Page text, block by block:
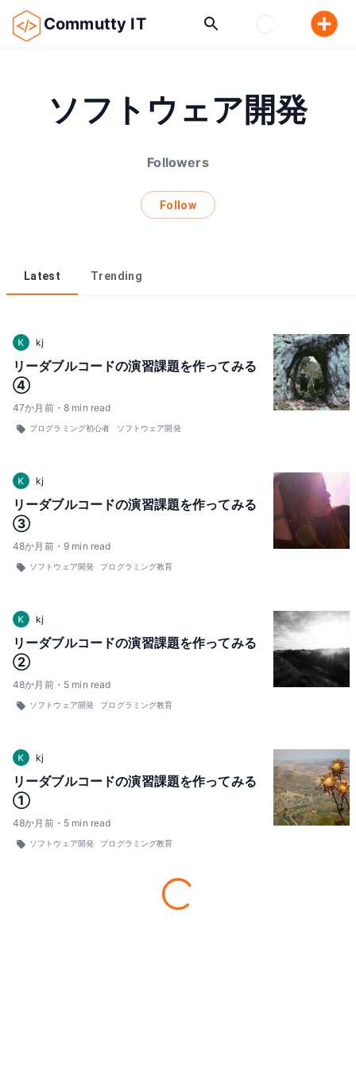
Commutty IT
ソフトウェア開発
Followers
Follow
Latest Trending
kj
リーダブルコードの演習課題を作ってみる
④
47か月前・ 8 min read
プログラミング初心者 ソフトウェア開発
kj
リーダブルコードの演習課題を作ってみる
③
48か月前・ 9 min read
ソフトウェア開発 プログラミング教育
kj
リーダブルコードの演習課題を作ってみる
②
48か月前・ 5 min read
ソフトウェア開発 プログラミング教育
kj
リーダブルコードの演習課題を作ってみる
①
48か月前・ 5 min read
ソフトウェア開発 プログラミング教育